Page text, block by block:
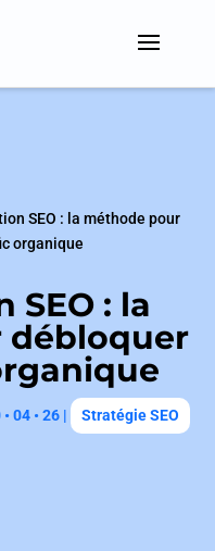
SEO : la méthode pour
organique
SEO : la
débloquer
04 • 26 | Stratégie SEO